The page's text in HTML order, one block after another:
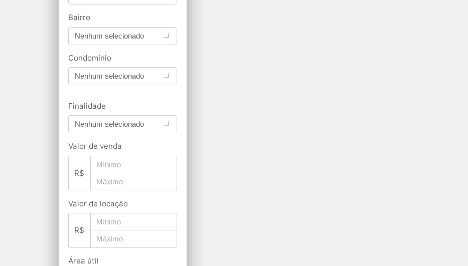
Bairro
Nenhum selecionado
Condomínio
Nenhum selecionado
Finalidade
Nenhum selecionado
Valor de venda
R$
Valor de locação
R$
Área útil